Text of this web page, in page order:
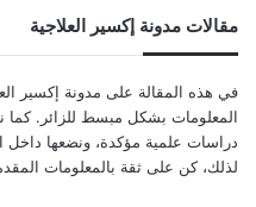
مقالات مدونة إكسير العلاجية
في هذه المقالة على مدونة إكسير
المعلومات بشكل مبسط للزائر.
دراسات علمية مؤكدة، ونضعها داخل
لذلك، كن على ثقة بالمعلومات